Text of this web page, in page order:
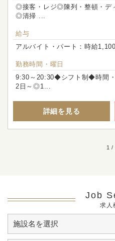
◎接客・レジ◎陳列・整頓・デ
◎清掃 ...
給与
アルバイト・パート：時給
勤務時間・曜日
9:30～20:30◆シフト制◆時間
2日～◎1...
詳細を見る
1 /
Job
求人